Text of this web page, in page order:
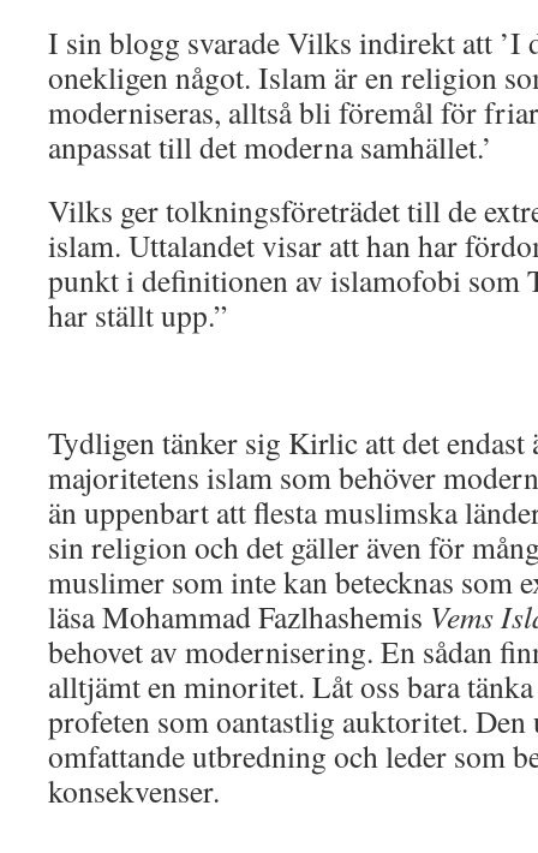
I sin blogg svarade Vilks indirekt att ’I
onekligen något. Islam är en religion
moderniseras, alltså bli föremål för
anpassat till det moderna samhället.’
Vilks ger tolkningsföreträdet till de
islam. Uttalandet visar att han har
punkt i definitionen av islamofobi som
har ställt upp.”
Tydligen tänker sig Kirlic att det endast
majoritetens islam som behöver
än uppenbart att flesta muslimska
sin religion och det gäller även för
muslimer som inte kan betecknas som
läsa Mohammad Fazlhashemis Vems
behovet av modernisering. En sådan
alltjämt en minoritet. Låt oss bara tänka
profeten som oantastlig auktoritet. Den
omfattande utbredning och leder som
konsekvenser.